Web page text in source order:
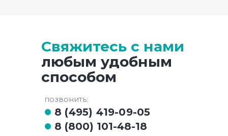
8 (800) 101-48-18
8 (495) 419-09-05
позвонить:
Свяжитесь с нами
любым удобным
способом